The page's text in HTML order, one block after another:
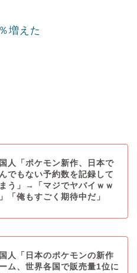
増えた
人「ポケモン新作、日本で
でもない予約数を記録して
う」→「マジでヤバイｗｗ
「俺もすごく期待中だ」
人「日本のポケモンの新作
ム、世界各国で販売量1位に